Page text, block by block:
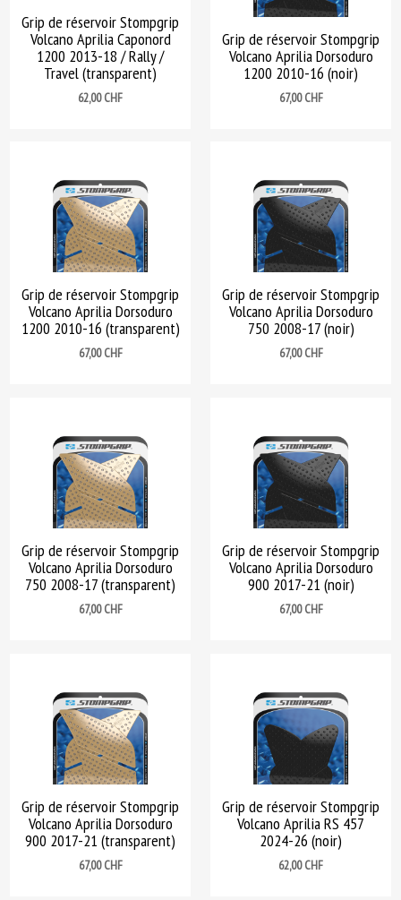
Grip de réservoir Stompgrip
Volcano Aprilia Caponord
1200 2013-18 / Rally /
Travel (transparent)
Prix
62,00 CHF
Grip de réservoir Stompgrip
Volcano Aprilia Dorsoduro
1200 2010-16 (noir)
Prix
67,00 CHF
Grip de réservoir Stompgrip
Volcano Aprilia Dorsoduro
1200 2010-16 (transparent)
Prix
67,00 CHF
Grip de réservoir Stompgrip
Volcano Aprilia Dorsoduro
750 2008-17 (noir)
Prix
67,00 CHF
Grip de réservoir Stompgrip
Volcano Aprilia Dorsoduro
750 2008-17 (transparent)
Prix
67,00 CHF
Grip de réservoir Stompgrip
Volcano Aprilia Dorsoduro
900 2017-21 (noir)
Prix
67,00 CHF
Grip de réservoir Stompgrip
Volcano Aprilia Dorsoduro
900 2017-21 (transparent)
Prix
67,00 CHF
Grip de réservoir Stompgrip
Volcano Aprilia RS 457
2024-26 (noir)
Prix
62,00 CHF